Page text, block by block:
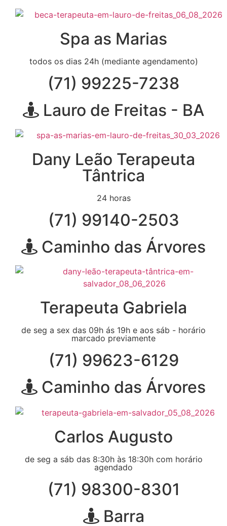
Spa as Marias
todos os dias 24h (mediante agendamento)
(71) 99225-7238
Lauro de Freitas - BA
Dany Leão Terapeuta
Tântrica
24 horas
(71) 99140-2503
Caminho das Árvores
Terapeuta Gabriela
de seg a sex das 09h ás 19h e aos sáb - horário
marcado previamente
(71) 99623-6129
Caminho das Árvores
Carlos Augusto
de seg a sáb das 8:30h às 18:30h com horário
agendado
(71) 98300-8301
Barra